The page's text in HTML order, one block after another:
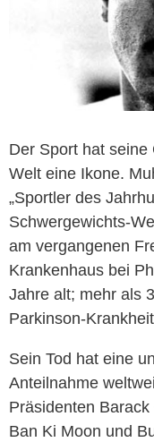
Der Sport hat
Welt eine Ikone.
„Sportler des
Schwergewichts-
am vergangenen
Krankenhaus bei
Jahre alt; mehr als
Parkinson-
Sein Tod hat eine
Anteilnahme
Präsidenten
Ban Ki Moon und